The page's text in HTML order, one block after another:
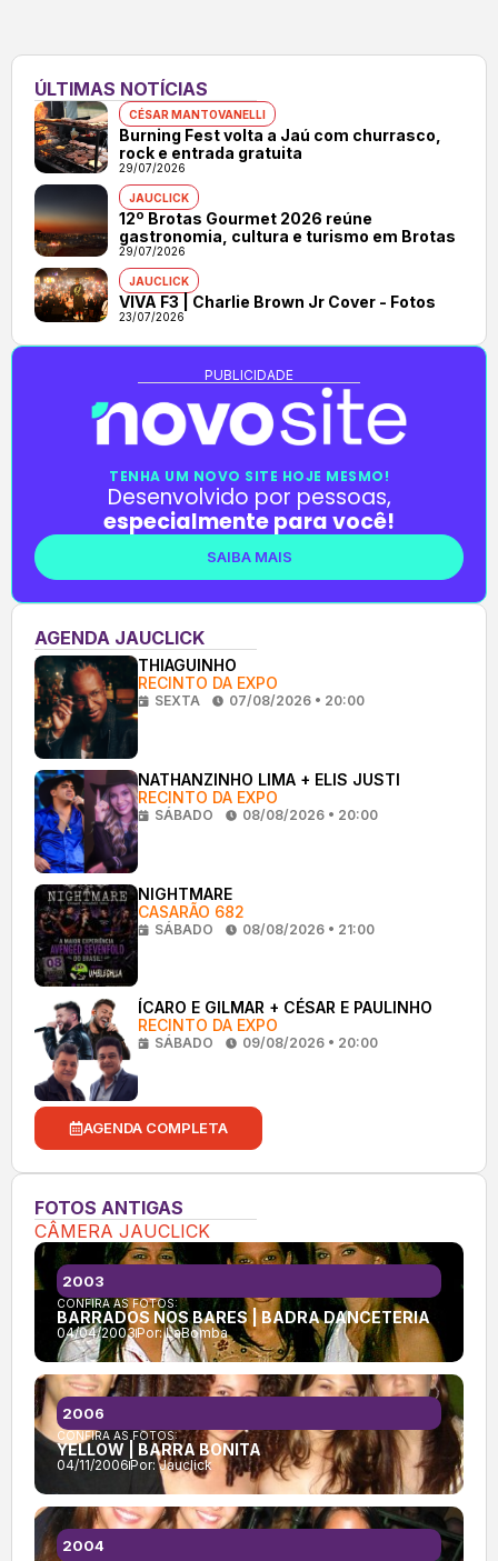
ÚLTIMAS NOTÍCIAS
CÉSAR MANTOVANELLI
Burning Fest volta a Jaú com churrasco,
rock e entrada gratuita
29/07/2026
JAUCLICK
12º Brotas Gourmet 2026 reúne
gastronomia, cultura e turismo em Brotas
29/07/2026
JAUCLICK
VIVA F3 | Charlie Brown Jr Cover - Fotos
23/07/2026
PUBLICIDADE
TENHA UM NOVO SITE HOJE MESMO!
Desenvolvido por pessoas,
especialmente para você!
SAIBA MAIS
AGENDA JAUCLICK
THIAGUINHO
RECINTO DA EXPO
SEXTA 07/08/2026 • 20:00
NATHANZINHO LIMA + ELIS JUSTI
RECINTO DA EXPO
SÁBADO 08/08/2026 • 20:00
NIGHTMARE
CASARÃO 682
SÁBADO 08/08/2026 • 21:00
ÍCARO E GILMAR + CÉSAR E PAULINHO
RECINTO DA EXPO
SÁBADO 09/08/2026 • 20:00
AGENDA COMPLETA
FOTOS ANTIGAS
CÂMERA JAUCLICK
CONFIRA AS FOTOS:
BARRADOS NOS BARES | BADRA DANCETERIA
04/04/2003Por:LaBomba
2003
CONFIRA AS FOTOS:
YELLOW | BARRA BONITA
04/11/2006Por:Jauclick
2006
2004